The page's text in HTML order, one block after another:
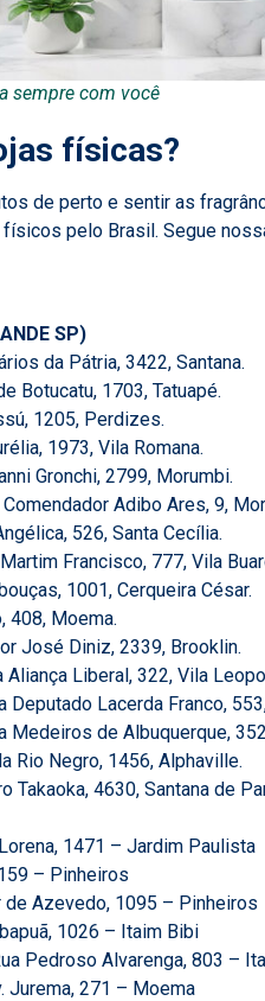
sempre com você
físicas?
de perto e sentir as
pelo Brasil. Segue
SP)
da Pátria, 3422, Santana.
Botucatu, 1703, Tatuapé.
1205, Perdizes.
1973, Vila Romana.
Gronchi, 2799, Morumbi.
Adibo Ares, 9,
526, Santa Cecília.
Francisco, 777, Vila
1001, Cerqueira César.
408, Moema.
José Diniz, 2339, Brooklin.
Aliança Liberal, 322, Vila
Deputado Lacerda Franco,
Medeiros de Albuquerque,
Rio Negro, 1456, Alphaville.
Takaoka, 4630, Santana de
1471 – Jardim Paulista
– Pinheiros
de Azevedo, 1095 – Pinheiros
1026 – Itaim Bibi
Pedroso Alvarenga, 803 –
Jurema, 271 – Moema